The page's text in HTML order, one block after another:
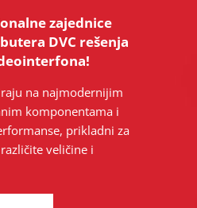
zajednice
DVC rešenja
na najmodernijim
komponentama i
prikladni za
veličine i